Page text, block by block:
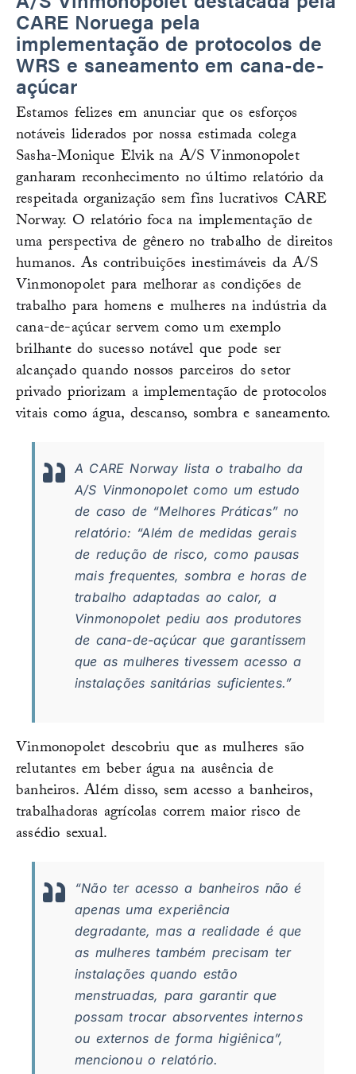
CARE Noruega pela
implementação de protocolos de
WRS e saneamento em cana-de-
açúcar
Estamos felizes em anunciar que os esforços
notáveis liderados por nossa estimada colega
Sasha-Monique Elvik na A/S Vinmonopolet
ganharam reconhecimento no último relatório da
respeitada organização sem fins lucrativos CARE
Norway. O relatório foca na implementação de
uma perspectiva de gênero no trabalho de direitos
humanos. As contribuições inestimáveis da A/S
Vinmonopolet para melhorar as condições de
trabalho para homens e mulheres na indústria da
cana-de-açúcar servem como um exemplo
brilhante do sucesso notável que pode ser
alcançado quando nossos parceiros do setor
privado priorizam a implementação de protocolos
vitais como água, descanso, sombra e saneamento.
A CARE Norway lista o trabalho da
A/S Vinmonopolet como um estudo
de caso de “Melhores Práticas” no
relatório: “Além de medidas gerais
de redução de risco, como pausas
mais frequentes, sombra e horas de
trabalho adaptadas ao calor, a
Vinmonopolet pediu aos produtores
de cana-de-açúcar que garantissem
que as mulheres tivessem acesso a
instalações sanitárias suficientes.”
Vinmonopolet descobriu que as mulheres são
relutantes em beber água na ausência de
banheiros. Além disso, sem acesso a banheiros,
trabalhadoras agrícolas correm maior risco de
assédio sexual.
“Não ter acesso a banheiros não é
apenas uma experiência
degradante, mas a realidade é que
as mulheres também precisam ter
instalações quando estão
menstruadas, para garantir que
possam trocar absorventes internos
ou externos de forma higiênica”,
mencionou o relatório.